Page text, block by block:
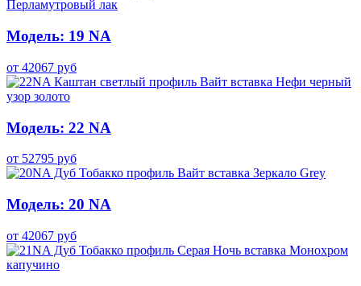
Модель: 19 NA
от 42067 руб
Модель: 22 NA
от 52795 руб
Модель: 20 NA
от 42067 руб